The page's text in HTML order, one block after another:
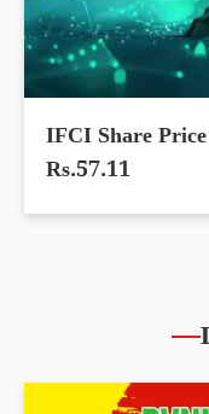
IFCI Share
Rs.57.11